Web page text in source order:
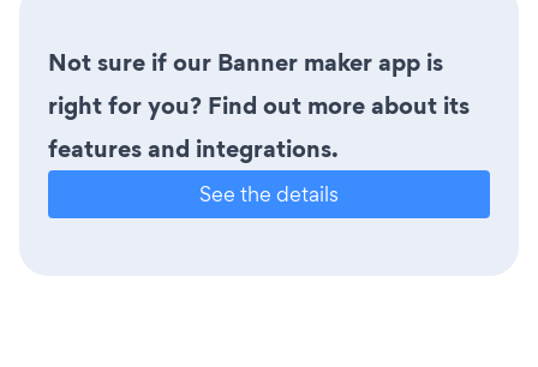
Not sure if our Banner maker app is
right for you? Find out more about its
features and integrations.
See the details